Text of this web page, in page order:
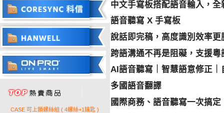
CASE 可上鎖螺絲組 ( 4螺絲+1鑰匙 )
中文手寫板搭配語音輸入，
語音聽寫 X 手寫板
說話即完稿，高度識別效率更
跨語溝通不再是阻礙，支援
AI語音聽寫｜智慧語意修正｜
多國語音翻譯
國際商務、語音聽寫一次搞定